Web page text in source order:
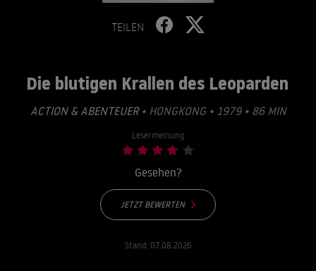
TEILEN
Die blutigen Krallen des Leoparden
ACTION & ABENTEUER• HONGKONG • 1979 • 86 MIN
Lesermeinung
Gesehen?
JETZT BEWERTEN
Stand: 07.08.2026